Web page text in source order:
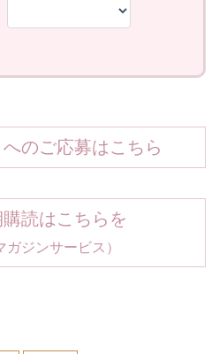
のご応募はこちら
読はこちらを
ジンサービス）